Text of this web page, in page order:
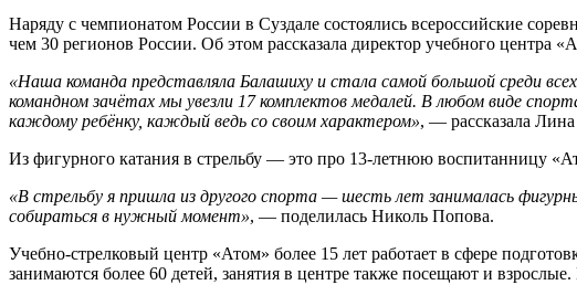
Наряду с чемпионатом России в Суздале состоялись всероссийские
чем 30 регионов России. Об этом рассказала директор учебного центра
«Наша команда представляла Балашиху и стала самой большой среди
командном зачётах мы увезли 17 комплектов медалей. В любом виде
каждому ребёнку, каждый ведь со своим характером», — рассказала Лина
Из фигурного катания в стрельбу — это про 13-летнюю воспитанницу
«В стрельбу я пришла из другого спорта — шесть лет занималась
собираться в нужный момент», — поделилась Николь Попова.
Учебно-стрелковый центр «Атом» более 15 лет работает в сфере
занимаются более 60 детей, занятия в центре также посещают и